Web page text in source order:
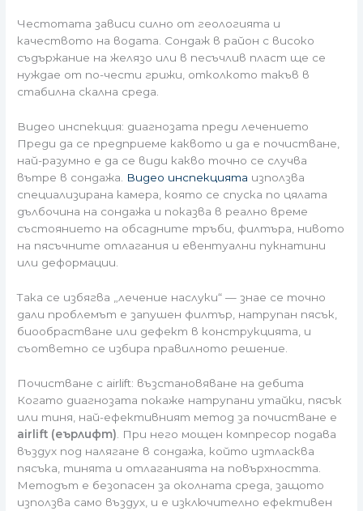
Честотата зависи силно от геологията и
качеството на водата. Сондаж в район с високо
съдържание на желязо или в песъчлив пласт ще се
нуждае от по-чести грижи, отколкото такъв в
стабилна скална среда.
Видео инспекция: диагнозата преди лечението
Преди да се предприеме каквото и да е почистване,
най-разумно е да се види какво точно се случва
вътре в сондажа.
Видео инспекцията използва
специализирана камера, която се спуска по цялата
дълбочина на сондажа и показва в реално време
състоянието на обсадните тръби, филтъра, нивото
на пясъчните отлагания и евентуални пукнатини
или деформации.
Така се избягва „лечение наслуки“ — знае се точно
дали проблемът е запушен филтър, натрупан пясък,
биообрастване или дефект в конструкцията, и
съответно се избира правилното решение.
Почистване с airlift: възстановяване на дебита
Когато диагнозата покаже натрупани утайки, пясък
или тиня, най-ефективният метод за почистване е
airlift (еърлифт) . При него мощен компресор подава
въздух под налягане в сондажа, който изтласква
пясъка, тинята и отлаганията на повърхността.
Методът е безопасен за околната среда, защото
използва само въздух, и е изключително ефективен